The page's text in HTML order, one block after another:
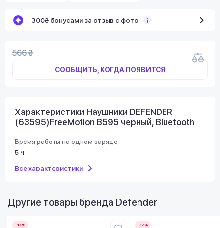
300₴ бонусами за отзыв с фото
566 ₴
СООБЩИТЬ, КОГДА ПОЯВИТСЯ
Характеристики Наушники DEFENDER
(63595)FreeMotion B595 черный, Bluetooth
Время работы на одном заряде
5 ч
Все характеристики
Другие товары бренда Defender
-17% -17%